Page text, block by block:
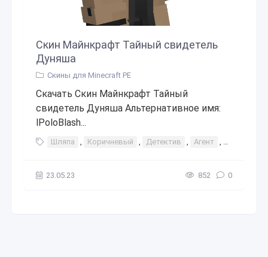
Скин Майнкрафт Тайный свидетель
Дуняша
Скины для Minecraft PE
Скачать Скин Майнкрафт Тайный
свидетель Дуняша Альтернативное имя:
lPoloBlash...
Шляпа , Коричневый , Детектив , Агент , Плащ
23.05.23 852 0